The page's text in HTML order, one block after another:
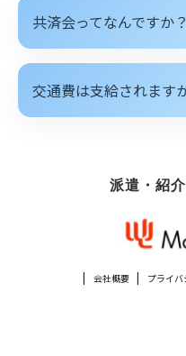
共済会ってなんですか？
交通費は支給されます
派遣・紹
会社概要 プライ